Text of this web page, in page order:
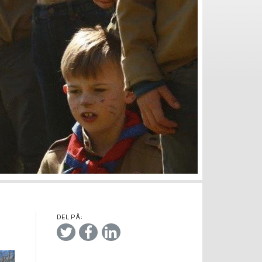
DEL PÅ: